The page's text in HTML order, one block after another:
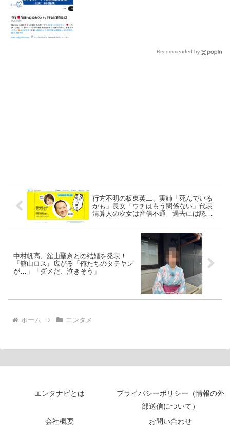
Recommended by
行方不明の板東英二、実姉「死んでいる
かも」長女「ウチはもう関係ない」代表
清算人の次女は音信不通 過去には認知
中村帆高、舘山聖奈との結婚を発表！
『舘山ロス』広がる「俺たちのタテヤン
が…」「ダメだ、泣きそう」
ホーム エンタメ
エンタナビとは
プライバシーポリシー（情報の外
部送信について）
会社概要
お問い合わせ